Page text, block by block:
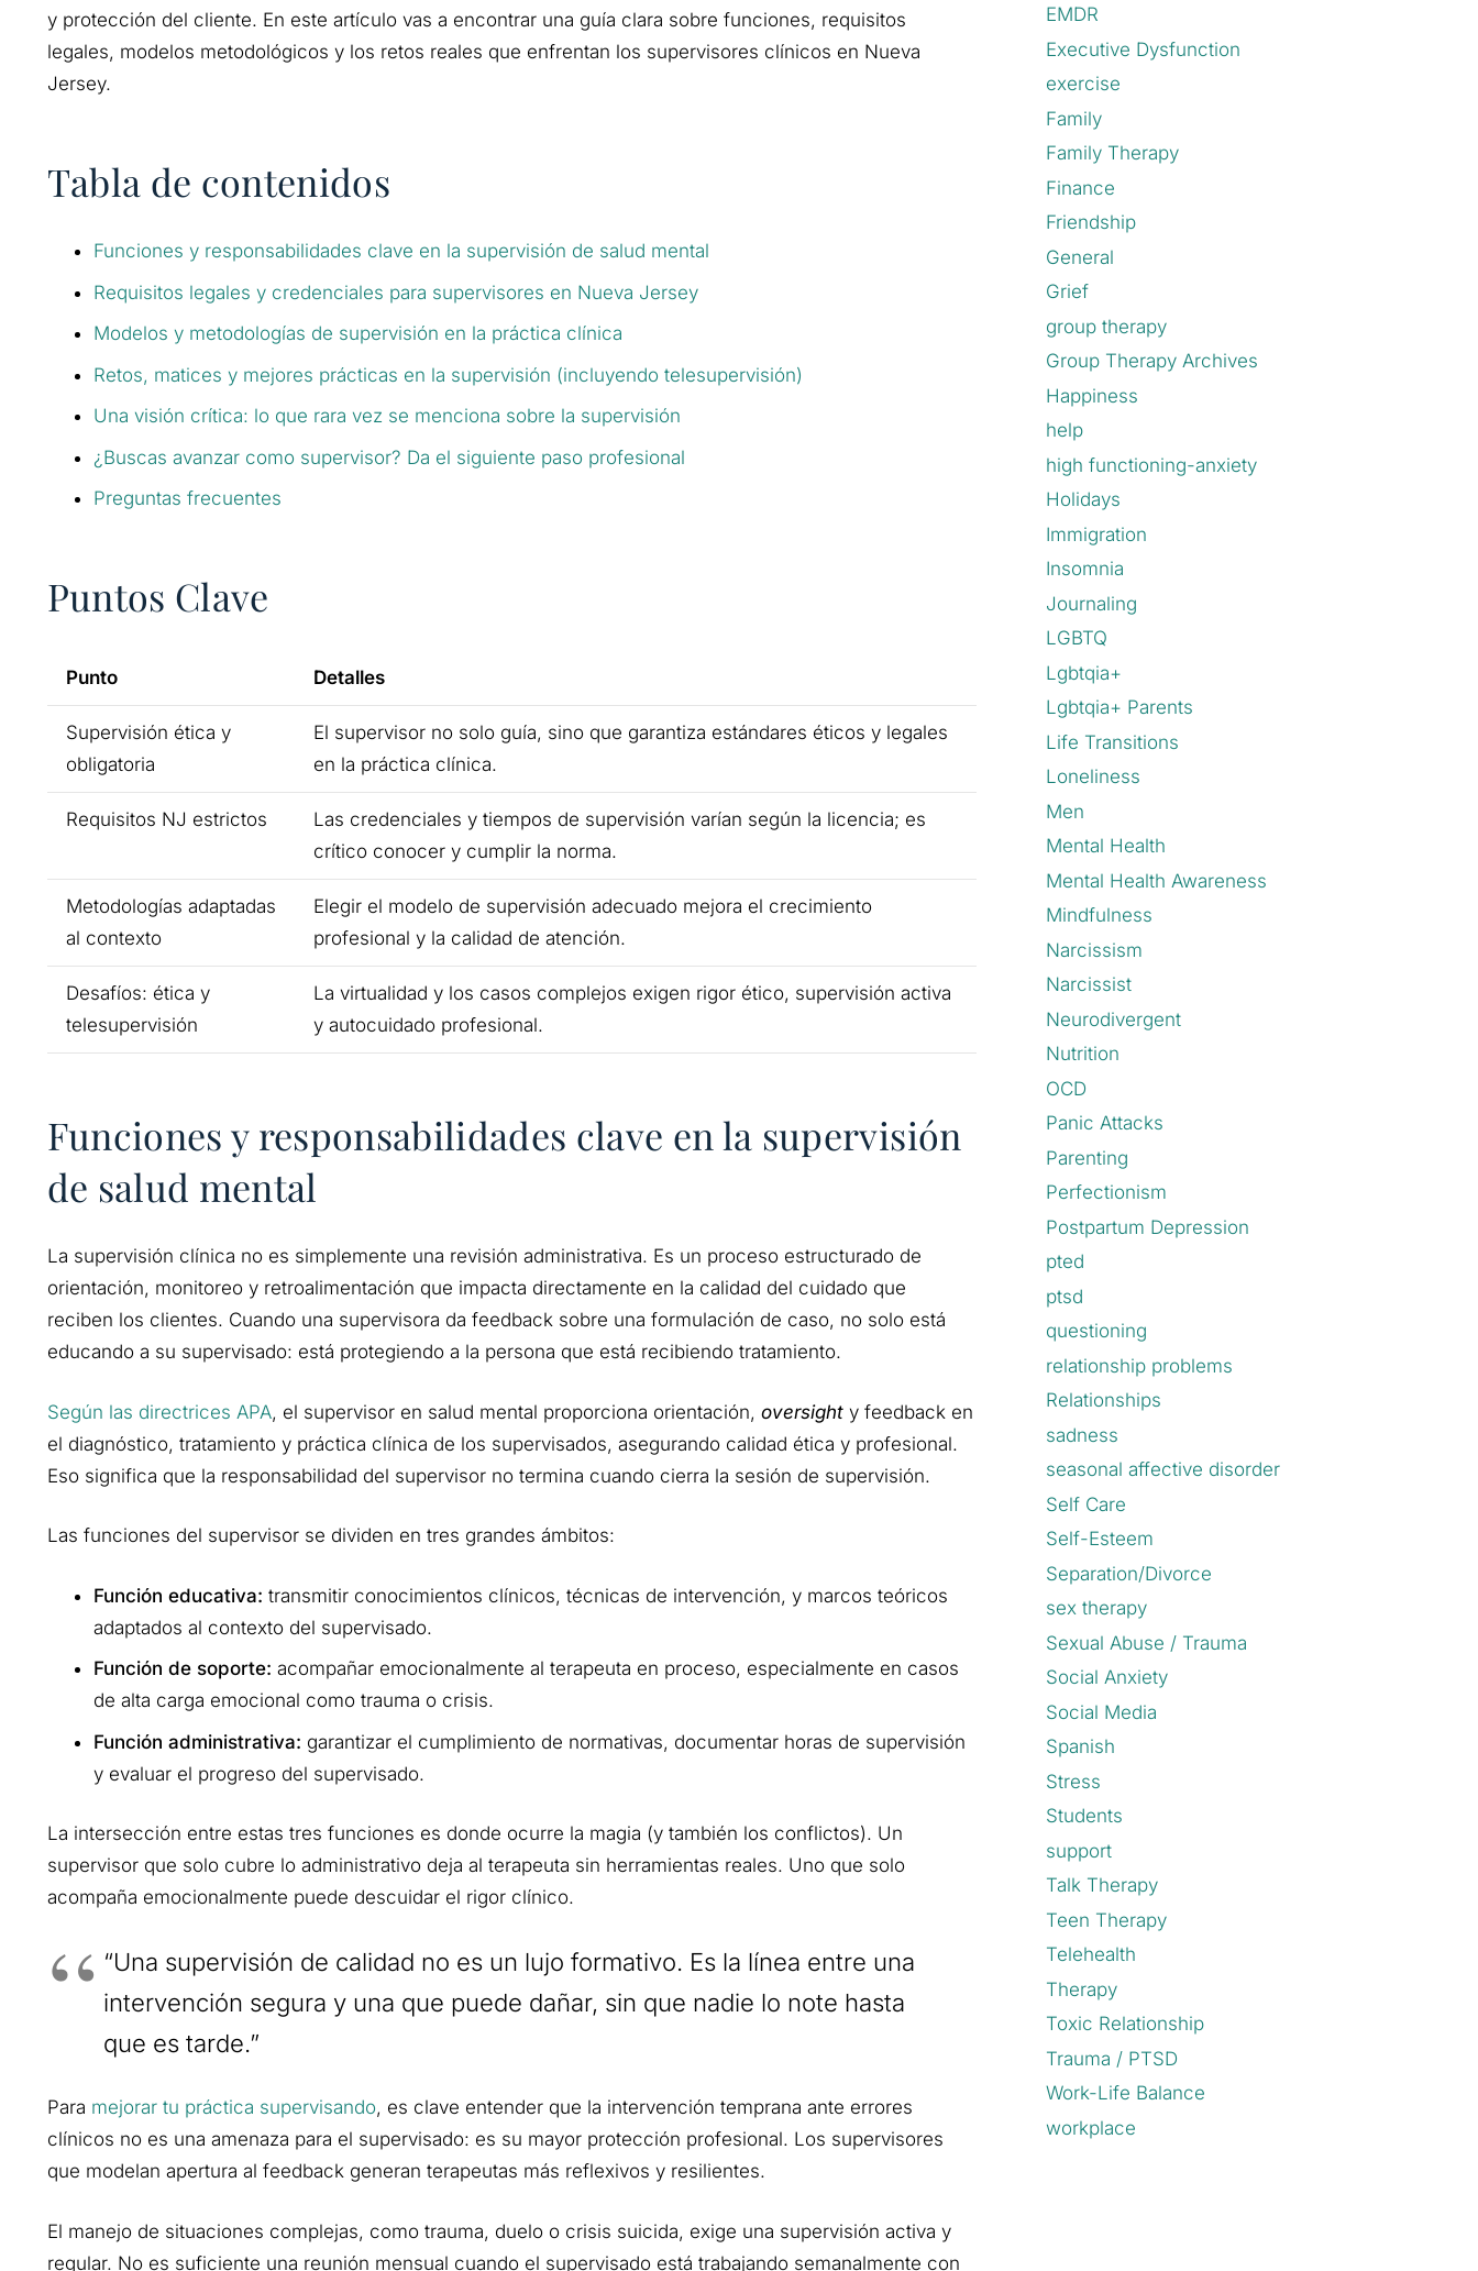
y protección del cliente. En este artículo vas a encontrar una guía clara sobre funciones, requisitos
legales, modelos metodológicos y los retos reales que enfrentan los supervisores clínicos en Nueva
Jersey.
Tabla de contenidos
Funciones y responsabilidades clave en la supervisión de salud mental
Requisitos legales y credenciales para supervisores en Nueva Jersey
Modelos y metodologías de supervisión en la práctica clínica
Retos, matices y mejores prácticas en la supervisión (incluyendo telesupervisión)
Una visión crítica: lo que rara vez se menciona sobre la supervisión
¿Buscas avanzar como supervisor? Da el siguiente paso profesional
Preguntas frecuentes
Puntos Clave
Punto Detalles
Supervisión ética y
obligatoria
El supervisor no solo guía, sino que garantiza estándares éticos y legales
en la práctica clínica.
Requisitos NJ estrictos
Las credenciales y tiempos de supervisión varían según la licencia; es
crítico conocer y cumplir la norma.
Metodologías adaptadas
al contexto
Elegir el modelo de supervisión adecuado mejora el crecimiento
profesional y la calidad de atención.
Desafíos: ética y
telesupervisión
La virtualidad y los casos complejos exigen rigor ético, supervisión activa
y autocuidado profesional.
Funciones y responsabilidades clave en la supervisión
de salud mental
La supervisión clínica no es simplemente una revisión administrativa. Es un proceso estructurado de
orientación, monitoreo y retroalimentación que impacta directamente en la calidad del cuidado que
reciben los clientes. Cuando una supervisora da feedback sobre una formulación de caso, no solo está
educando a su supervisado: está protegiendo a la persona que está recibiendo tratamiento.
Según las directrices APA, el supervisor en salud mental proporciona orientación, oversighty feedback en
el diagnóstico, tratamiento y práctica clínica de los supervisados, asegurando calidad ética y profesional.
Eso significa que la responsabilidad del supervisor no termina cuando cierra la sesión de supervisión.
Las funciones del supervisor se dividen en tres grandes ámbitos:
Función educativa: transmitir conocimientos clínicos, técnicas de intervención, y marcos teóricos
adaptados al contexto del supervisado.
Función de soporte: acompañar emocionalmente al terapeuta en proceso, especialmente en casos
de alta carga emocional como trauma o crisis.
Función administrativa: garantizar el cumplimiento de normativas, documentar horas de supervisión
y evaluar el progreso del supervisado.
La intersección entre estas tres funciones es donde ocurre la magia (y también los conflictos). Un
supervisor que solo cubre lo administrativo deja al terapeuta sin herramientas reales. Uno que solo
acompaña emocionalmente puede descuidar el rigor clínico.
“Una supervisión de calidad no es un lujo formativo. Es la línea entre una
intervención segura y una que puede dañar, sin que nadie lo note hasta
que es tarde.”
Para mejorar tu práctica supervisando, es clave entender que la intervención temprana ante errores
clínicos no es una amenaza para el supervisado: es su mayor protección profesional. Los supervisores
que modelan apertura al feedback generan terapeutas más reflexivos y resilientes.
El manejo de situaciones complejas, como trauma, duelo o crisis suicida, exige una supervisión activa y
regular. No es suficiente una reunión mensual cuando el supervisado está trabajando semanalmente con
EMDR
Executive Dysfunction
exercise
Family
Family Therapy
Finance
Friendship
General
Grief
group therapy
Group Therapy Archives
Happiness
help
high functioning-anxiety
Holidays
Immigration
Insomnia
Journaling
LGBTQ
Lgbtqia+
Lgbtqia+ Parents
Life Transitions
Loneliness
Men
Mental Health
Mental Health Awareness
Mindfulness
Narcissism
Narcissist
Neurodivergent
Nutrition
OCD
Panic Attacks
Parenting
Perfectionism
Postpartum Depression
pted
ptsd
questioning
relationship problems
Relationships
sadness
seasonal affective disorder
Self Care
Self-Esteem
Separation/Divorce
sex therapy
Sexual Abuse / Trauma
Social Anxiety
Social Media
Spanish
Stress
Students
support
Talk Therapy
Teen Therapy
Telehealth
Therapy
Toxic Relationship
Trauma / PTSD
Work-Life Balance
workplace